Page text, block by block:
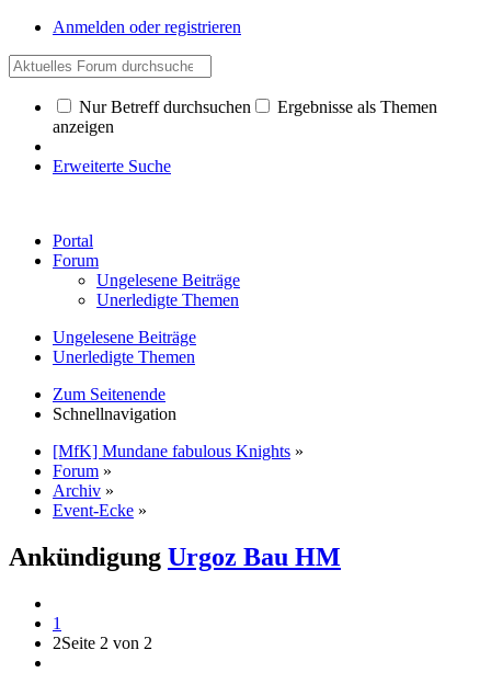
Anmelden oder registrieren
Nur Betreff durchsuchen
Ergebnisse als Themen
anzeigen
Erweiterte Suche
Portal
Forum
Ungelesene Beiträge
Unerledigte Themen
Ungelesene Beiträge
Unerledigte Themen
Zum Seitenende
Schnellnavigation
[MfK] Mundane fabulous Knights »
Forum »
Archiv »
Event-Ecke »
Ankündigung Urgoz Bau HM
1
2Seite 2 von 2